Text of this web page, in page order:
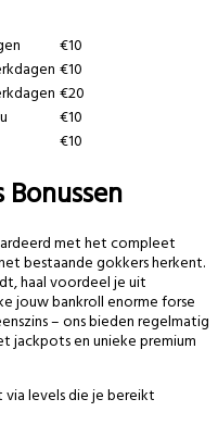
€10
€10
€20
€10
€10
met het compleet
bestaande gokkers herkent.
haal voordeel je uit
jouw bankroll enorme forse
– ons bieden regelmatig
jackpots en unieke premium
levels die je bereikt